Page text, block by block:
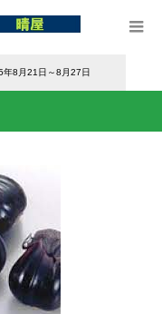
年8月21日～8月27日